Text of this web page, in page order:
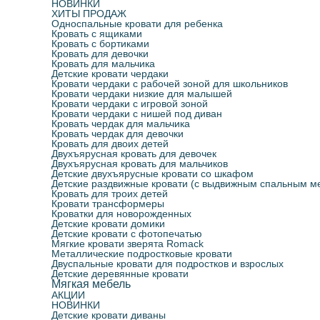
НОВИНКИ
ХИТЫ ПРОДАЖ
Односпальные кровати для ребенка
Кровать с ящиками
Кровать с бортиками
Кровать для девочки
Кровать для мальчика
Детские кровати чердаки
Кровати чердаки с рабочей зоной для школьников
Кровати чердаки низкие для малышей
Кровати чердаки с игровой зоной
Кровати чердаки с нишей под диван
Кровать чердак для мальчика
Кровать чердак для девочки
Кровать для двоих детей
Двухъярусная кровать для девочек
Двухъярусная кровать для мальчиков
Детские двухъярусные кровати со шкафом
Детские раздвижные кровати (с выдвижным спальным
Кровать для троих детей
Кровати трансформеры
Кроватки для новорожденных
Детские кровати домики
Детские кровати с фотопечатью
Мягкие кровати зверята Romack
Металлические подростковые кровати
Двуспальные кровати для подростков и взрослых
Детские деревянные кровати
Мягкая мебель
АКЦИИ
НОВИНКИ
Детские кровати диваны